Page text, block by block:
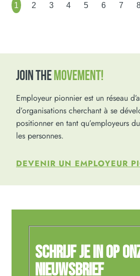
1 2 3 4 5 6 7
JOIN THEMOVEMENT!
Employeur pionnier est un réseau
d’organisations cherchant à se
positionner en tant qu’employeurs
les personnes.
DEVENIR UN EMPLOYEUR